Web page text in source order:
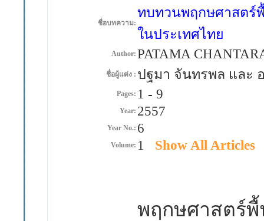
ชื่อบทความ:
ทบทวนพฤกษศาสตร์
ในประเทศไทย
Author: PATAMA
ชื่อผู้แต่ง : ปฐมา จันทรพล และ
Pages: 1 - 9
Year: 2557
Year No.: 6
Volume: 1 Show All Articles
พฤกษศาสตร์